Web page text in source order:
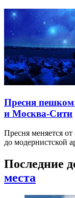
Пресня
и Москва-Сити
Пресня меняется
до модернистской
Последние
места